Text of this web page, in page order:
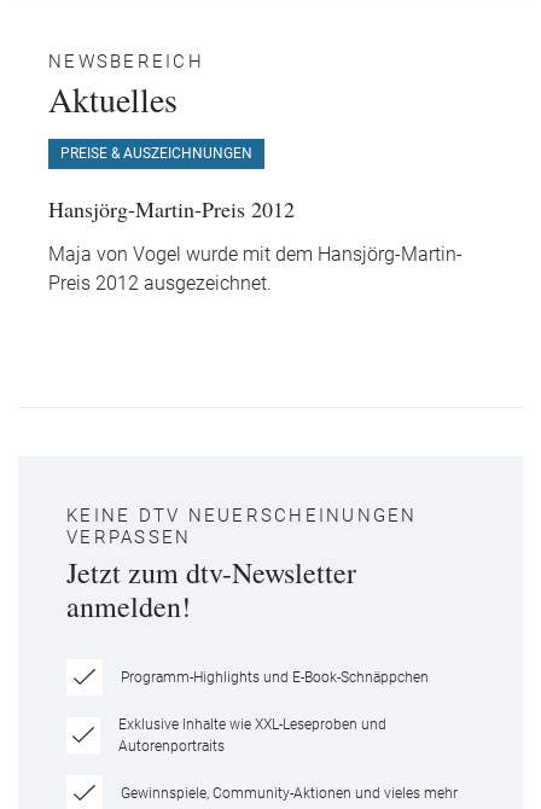
NEWSBEREICH
Aktuelles
PREISE & AUSZEICHNUNGEN
Hansjörg-Martin-Preis 2012
Maja von Vogel wurde mit dem Hansjörg-Martin-
Preis 2012 ausgezeichnet.
KEINE DTV NEUERSCHEINUNGEN
VERPASSEN
Jetzt zum dtv-Newsletter
anmelden!
Programm-Highlights und E-Book-Schnäppchen
Exklusive Inhalte wie XXL-Leseproben und
Autorenportraits
Gewinnspiele, Community-Aktionen und vieles mehr